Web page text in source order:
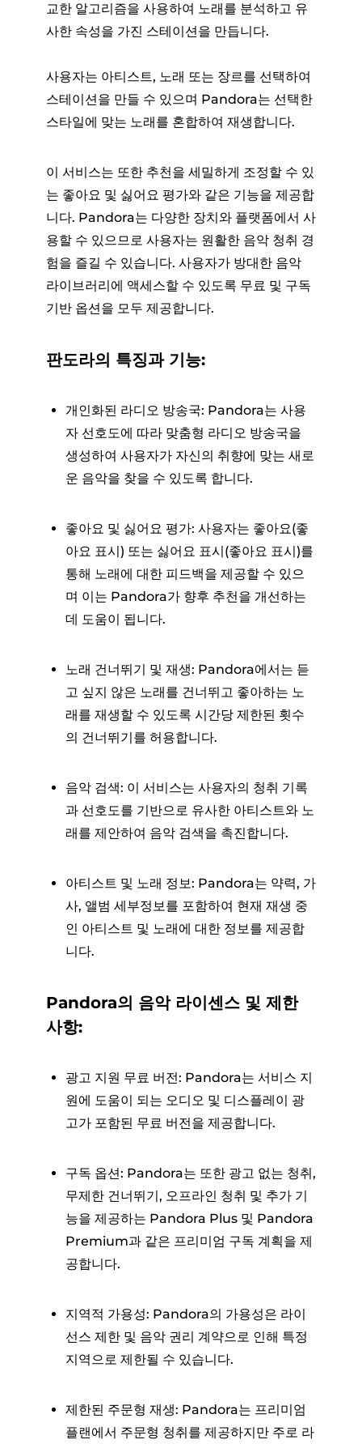
교한 알고리즘을 사용하여 노래를 분석하고 유
사한 속성을 가진 스테이션을 만듭니다.
사용자는 아티스트, 노래 또는 장르를 선택하여
스테이션을 만들 수 있으며 Pandora는 선택한
스타일에 맞는 노래를 혼합하여 재생합니다.
이 서비스는 또한 추천을 세밀하게 조정할 수 있
는 좋아요 및 싫어요 평가와 같은 기능을 제공합
니다. Pandora는 다양한 장치와 플랫폼에서 사
용할 수 있으므로 사용자는 원활한 음악 청취 경
험을 즐길 수 있습니다. 사용자가 방대한 음악
라이브러리에 액세스할 수 있도록 무료 및 구독
기반 옵션을 모두 제공합니다.
판도라의 특징과 기능:
개인화된 라디오 방송국: Pandora는 사용
자 선호도에 따라 맞춤형 라디오 방송국을
생성하여 사용자가 자신의 취향에 맞는 새로
운 음악을 찾을 수 있도록 합니다.
좋아요 및 싫어요 평가: 사용자는 좋아요(좋
아요 표시) 또는 싫어요 표시(좋아요 표시)를
통해 노래에 대한 피드백을 제공할 수 있으
며 이는 Pandora가 향후 추천을 개선하는
데 도움이 됩니다.
노래 건너뛰기 및 재생: Pandora에서는 듣
고 싶지 않은 노래를 건너뛰고 좋아하는 노
래를 재생할 수 있도록 시간당 제한된 횟수
의 건너뛰기를 허용합니다.
음악 검색: 이 서비스는 사용자의 청취 기록
과 선호도를 기반으로 유사한 아티스트와 노
래를 제안하여 음악 검색을 촉진합니다.
아티스트 및 노래 정보: Pandora는 약력, 가
사, 앨범 세부정보를 포함하여 현재 재생 중
인 아티스트 및 노래에 대한 정보를 제공합
니다.
Pandora의 음악 라이센스 및 제한
사항:
광고 지원 무료 버전: Pandora는 서비스 지
원에 도움이 되는 오디오 및 디스플레이 광
고가 포함된 무료 버전을 제공합니다.
구독 옵션: Pandora는 또한 광고 없는 청취,
무제한 건너뛰기, 오프라인 청취 및 추가 기
능을 제공하는 Pandora Plus 및 Pandora
Premium과 같은 프리미엄 구독 계획을 제
공합니다.
지역적 가용성: Pandora의 가용성은 라이
선스 제한 및 음악 권리 계약으로 인해 특정
지역으로 제한될 수 있습니다.
제한된 주문형 재생: Pandora는 프리미엄
플랜에서 주문형 청취를 제공하지만 주로 라